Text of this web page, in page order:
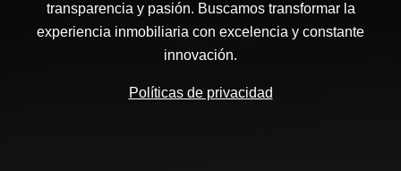
transparencia y pasión. Buscamos transformar la
experiencia inmobiliaria con excelencia y constante
innovación.
Políticas de privacidad